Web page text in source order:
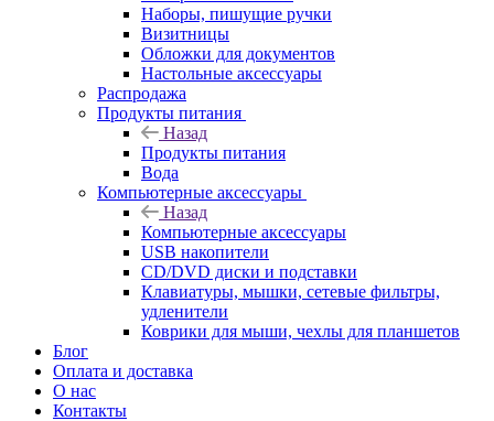
Наборы, пишущие ручки
Визитницы
Обложки для документов
Настольные аксессуары
Распродажа
Продукты питания
Назад
Продукты питания
Вода
Компьютерные аксессуары
Назад
Компьютерные аксессуары
USB накопители
CD/DVD диски и подставки
Клавиатуры, мышки, сетевые фильтры,
удленители
Коврики для мыши, чехлы для планшетов
Блог
Оплата и доставка
О нас
Контакты